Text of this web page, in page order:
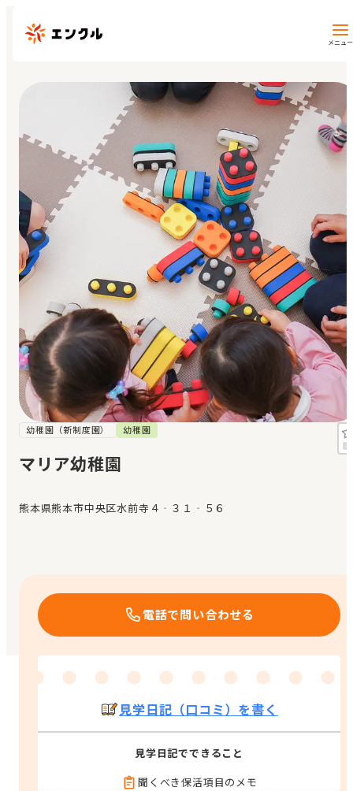
メニュー
保育園・幼稚園を探す
地図から探す
地域から探す
閲覧履歴
お気に入り
見学日記
メッセージ
おすすめの園
エンクルの特徴と活用方法
幼稚園（新制度園） 幼稚園
マリア幼稚園
熊本県熊本市中央区水前寺４‐３１‐５６
電話で問い合わせる
見学日記（口コミ）を書く
見学日記でできること
聞くべき保活項目のメモ